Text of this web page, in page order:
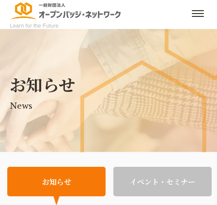
お知らせ
News
お知らせ イベント・セミナー